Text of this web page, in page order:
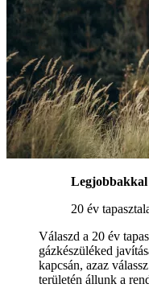
Legjobbakkal
20 év
Válaszd a 20 év
gázkészüléked
kapcsán, azaz
területén állunk a